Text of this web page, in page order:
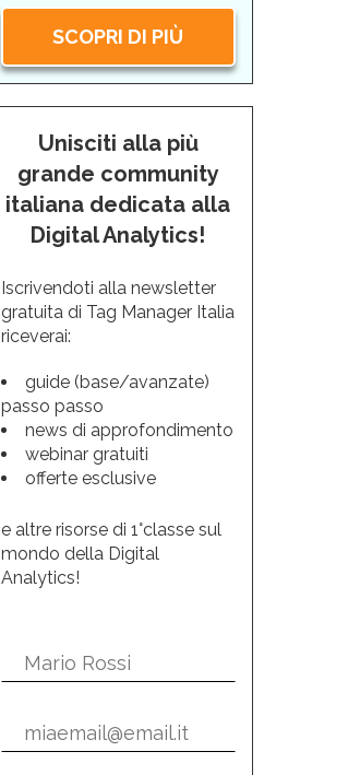
SCOPRI DI PIÙ
Unisciti alla più
grande community
italiana dedicata alla
Digital Analytics!
Iscrivendoti alla newsletter
gratuita di Tag Manager Italia
riceverai:
guide (base/avanzate)
passo passo
news di approfondimento
webinar gratuiti
offerte esclusive
e altre risorse di 1°classe sul
mondo della Digital
Analytics!